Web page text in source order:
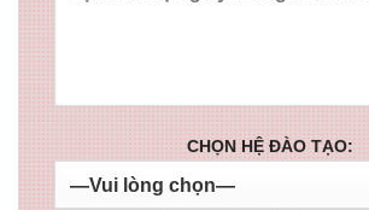
CHỌN HỆ ĐÀO TẠO: